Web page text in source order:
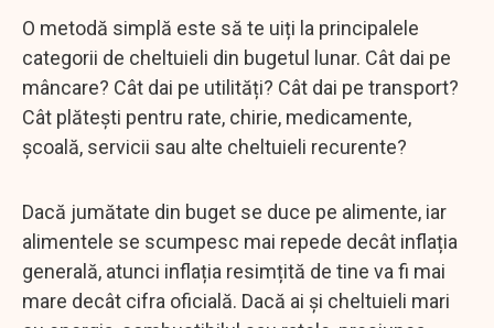
O metodă simplă este să te uiți la principalele
categorii de cheltuieli din bugetul lunar. Cât dai pe
mâncare? Cât dai pe utilități? Cât dai pe transport?
Cât plătești pentru rate, chirie, medicamente,
școală, servicii sau alte cheltuieli recurente?
Dacă jumătate din buget se duce pe alimente, iar
alimentele se scumpesc mai repede decât inflația
generală, atunci inflația resimțită de tine va fi mai
mare decât cifra oficială. Dacă ai și cheltuieli mari